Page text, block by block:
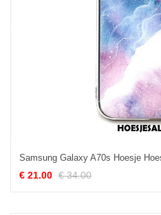
€ 21.00 € 34.00